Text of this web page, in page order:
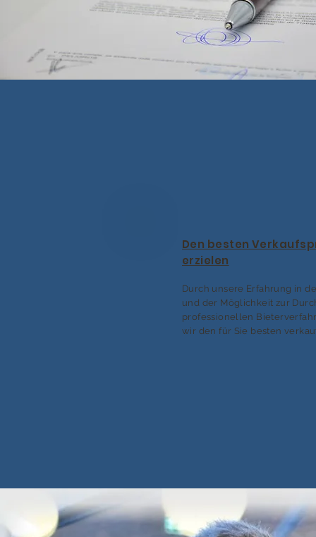
Den besten
erzielen
Durch unsere Erfahrung in
und der Möglichkeit zur
professionellen
wir den für Sie besten